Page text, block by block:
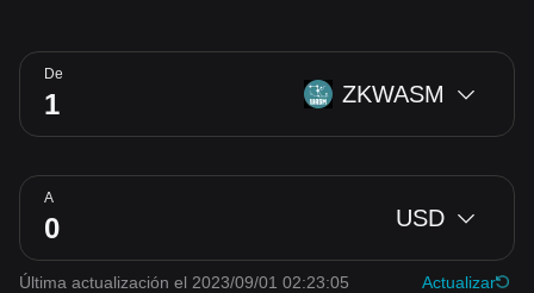
De
ZKWASM
A
USD
Última actualización el 2023/09/01 02:23:05
Actualizar